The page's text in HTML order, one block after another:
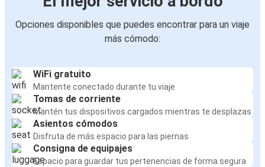
Opciones disponibles que puedes encontrar para un viaje
más cómodo:
WiFi gratuito
Mantente conectado durante tu viaje
Tomas de corriente
Mantén tus dispositivos cargados mientras te desplazas
Asientos cómodos
Disfruta de más espacio para las piernas
Consigna de equipajes
Espacio para guardar tus pertenencias de forma segura